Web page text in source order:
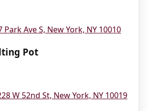
Park Ave S, New York, NY 10010
Pot
W 52nd St, New York, NY 10019